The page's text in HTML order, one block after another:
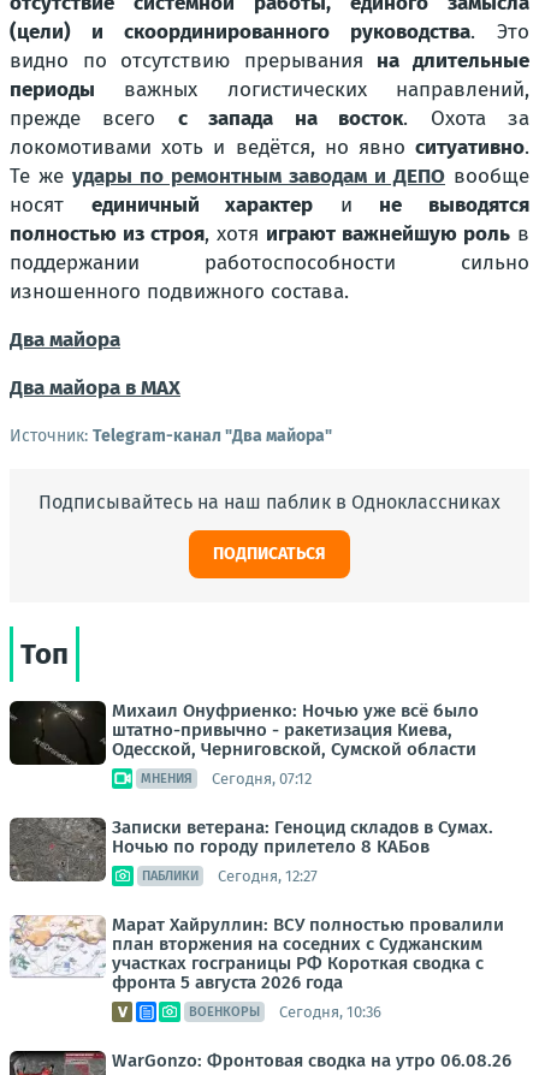
(цели) и скоординированного руководства. Это
видно по отсутствию прерывания на длительные
периоды важных логистических направлений,
прежде всего с запада на восток. Охота за
локомотивами хоть и ведётся, но явно ситуативно.
Те же удары по ремонтным заводам и ДЕПО вообще
носят единичный характер и не выводятся
полностью из строя, хотя играют важнейшую роль в
поддержании работоспособности сильно
изношенного подвижного состава.
Два майора
Два майора в МАХ
Источник: Telegram-канал "Два майора"
Подписывайтесь на наш паблик в Одноклассниках
ПОДПИСАТЬСЯ
Топ
Михаил Онуфриенко: Ночью уже всё было
штатно-привычно - ракетизация Киева,
Одесской, Черниговской, Сумской области
МНЕНИЯ Сегодня, 07:12
Записки ветерана: Геноцид складов в Сумах.
Ночью по городу прилетело 8 КАБов
ПАБЛИКИ Сегодня, 12:27
Марат Хайруллин: ВСУ полностью провалили
план вторжения на соседних с Суджанским
участках госграницы РФ Короткая сводка с
фронта 5 августа 2026 года
ВОЕНКОРЫ Сегодня, 10:36
WarGonzo: Фронтовая сводка на утро 06.08.26